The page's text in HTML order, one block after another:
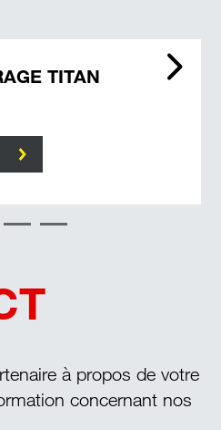
TITAN
à propos de votre
concernant nos